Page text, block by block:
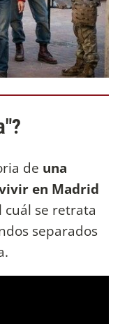
de una
en Madrid
cuál se retrata
separados